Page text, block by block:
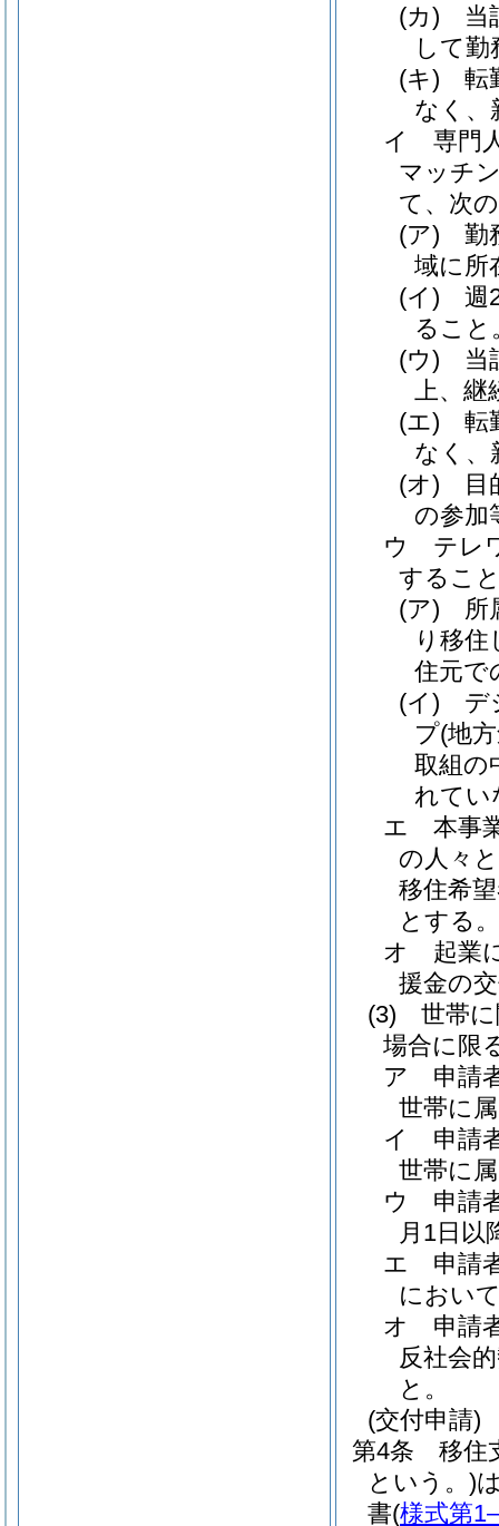
(カ)
当
して
(キ)
転
なく、
イ
専門
マッチ
て、次
(ア)
勤
域に所
(イ)
週
ること
(ウ)
当
上、継
(エ)
転
なく、
(オ)
目
の参加
ウ
テレ
するこ
(ア)
所
り移
住元で
(イ)
デ
プ(地
取組の
れてい
エ
本事
の人々
移住希
とする。
オ
起業
援金の
(3)
世帯
場合に限
ア
申請
世帯に
イ
申請
世帯に
ウ
申請
月1日以
エ
申請
におい
オ
申請
反社会
と。
(交付申請)
第4条
移住
という。)
書(様式第